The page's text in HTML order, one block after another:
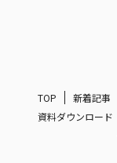
TOP 新着記事
資料ダウンロード